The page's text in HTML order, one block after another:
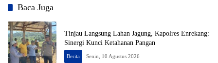
Baca Juga
Tinjau Langsung Lahan Jagung, Kapolres Enrekang:
Sinergi Kunci Ketahanan Pangan
Berita Senin, 10 Agustus 2026